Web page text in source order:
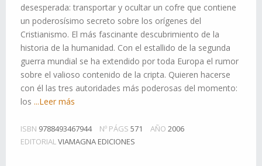
desesperada: transportar y ocultar un cofre que contiene
un poderosísimo secreto sobre los orígenes del
Cristianismo. El más fascinante descubrimiento de la
historia de la humanidad. Con el estallido de la segunda
guerra mundial se ha extendido por toda Europa el rumor
sobre el valioso contenido de la cripta. Quieren hacerse
con él las tres autoridades más poderosas del momento:
los ...Leer más
ISBN 9788493467944 Nº PÁGS 571 AÑO 2006
EDITORIALVIAMAGNA EDICIONES